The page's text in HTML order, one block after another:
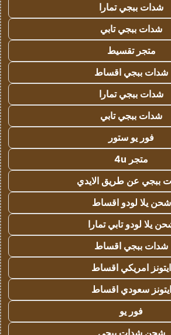
شدات ببجي تمارا
شدات ببجي تابي
متجر تقسيط
شدات ببجي اقساط
شدات ببجي تمارا
شدات ببجي تابي
فور يو ستور
متجر 4u
ببجي عن طريق الايدي
شحن يلا لودو اقساط
يلا لودو تابي تمارا
شدات ببجي اقساط
ايتونز امريكي اقساط
ايتونز سعودي اقساط
فور يو
شحن شدات ببجي